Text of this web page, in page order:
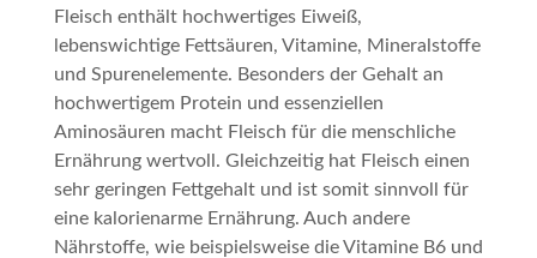
Fleisch enthält hochwertiges Eiweiß,
lebenswichtige Fettsäuren, Vitamine, Mineralstoffe
und Spurenelemente. Besonders der Gehalt an
hochwertigem Protein und essenziellen
Aminosäuren macht Fleisch für die menschliche
Ernährung wertvoll. Gleichzeitig hat Fleisch einen
sehr geringen Fettgehalt und ist somit sinnvoll für
eine kalorienarme Ernährung. Auch andere
Nährstoffe, wie beispielsweise die Vitamine B6 und